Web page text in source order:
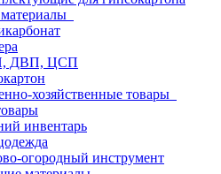
ДВП, ЦСП
хозяйственные товары
инвентарь
огородный инструмент